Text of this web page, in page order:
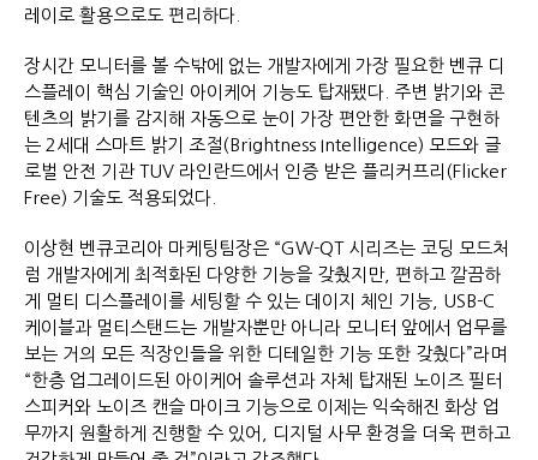
레이로 활용으로도 편리하다.
장시간 모니터를 볼 수밖에 없는 개발자에게 가장 필요한 벤큐 디
스플레이 핵심 기술인 아이케어 기능도 탑재됐다. 주변 밝기와 콘
텐츠의 밝기를 감지해 자동으로 눈이 가장 편안한 화면을 구현하
는 2세대 스마트 밝기 조절(Brightness Intelligence) 모드와 글
로벌 안전 기관 TUV 라인란드에서 인증 받은 플리커프리(Flicker
Free) 기술도 적용되었다.
이상현 벤큐코리아 마케팅팀장은 “GW-QT 시리즈는 코딩 모드처
럼 개발자에게 최적화된 다양한 기능을 갖췄지만, 편하고 깔끔하
게 멀티 디스플레이를 세팅할 수 있는 데이지 체인 기능, USB-C
케이블과 멀티스탠드는 개발자뿐만 아니라 모니터 앞에서 업무를
보는 거의 모든 직장인들을 위한 디테일한 기능 또한 갖췄다”라며
“한층 업그레이드된 아이케어 솔루션과 자체 탑재된 노이즈 필터
스피커와 노이즈 캔슬 마이크 기능으로 이제는 익숙해진 화상 업
무까지 원활하게 진행할 수 있어, 디지털 사무 환경을 더욱 편하고